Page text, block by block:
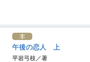
午後の恋人 上
平岩弓枝／著